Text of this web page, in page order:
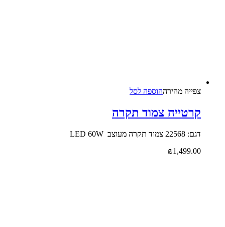
צפייה‬ ‫מהירה‬הוספה לסל
קרטייה צמוד תקרה
דגם: 22568 צמוד תקרה מעוצב LED 60W
₪1,499.00